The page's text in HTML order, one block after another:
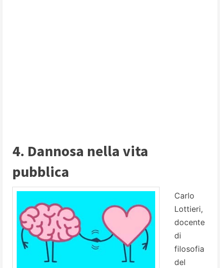
4. Dannosa nella vita
pubblica
Carlo
Lottieri,
docente
di
filosofia
del